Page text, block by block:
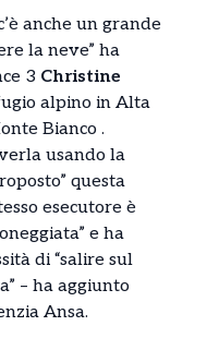
anche un grande
la neve” ha
3 Christine
alpino in Alta
Bianco .
usando la
questa
esecutore è
e ha
di “salire sul
– ha aggiunto
Ansa.